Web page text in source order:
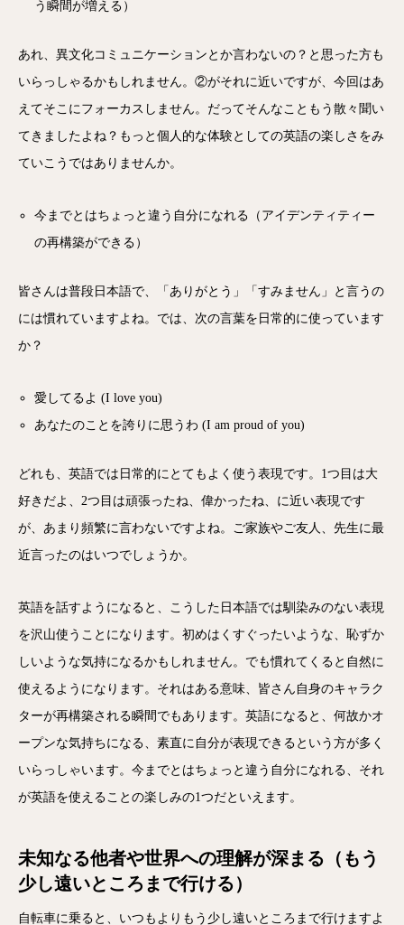
う瞬間が増える）
あれ、異文化コミュニケーションとか言わないの？と思った方も
いらっしゃるかもしれません。②がそれに近いですが、今回はあ
えてそこにフォーカスしません。だってそんなこともう散々聞い
てきましたよね？もっと個人的な体験としての英語の楽しさをみ
ていこうではありませんか。
今までとはちょっと違う自分になれる（アイデンティティー
の再構築ができる）
皆さんは普段日本語で、「ありがとう」「すみません」と言うの
には慣れていますよね。では、次の言葉を日常的に使っています
か？
愛してるよ (I love you)
あなたのことを誇りに思うわ (I am proud of you)
どれも、英語では日常的にとてもよく使う表現です。1つ目は大
好きだよ、2つ目は頑張ったね、偉かったね、に近い表現です
が、あまり頻繁に言わないですよね。ご家族やご友人、先生に最
近言ったのはいつでしょうか。
英語を話すようになると、こうした日本語では馴染みのない表現
を沢山使うことになります。初めはくすぐったいような、恥ずか
しいような気持になるかもしれません。でも慣れてくると自然に
使えるようになります。それはある意味、皆さん自身のキャラク
ターが再構築される瞬間でもあります。英語になると、何故かオ
ープンな気持ちになる、素直に自分が表現できるという方が多く
いらっしゃいます。今までとはちょっと違う自分になれる、それ
が英語を使えることの楽しみの1つだといえます。
未知なる他者や世界への理解が深まる（もう
少し遠いところまで行ける）
自転車に乗ると、いつもよりもう少し遠いところまで行けますよ